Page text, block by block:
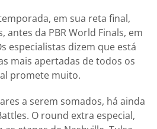
em sua reta final,
antes da PBR World Finals, em
especialistas dizem que está
mais apertadas de todos os
promete muito.
a serem somados, há ainda
O round extra especial,